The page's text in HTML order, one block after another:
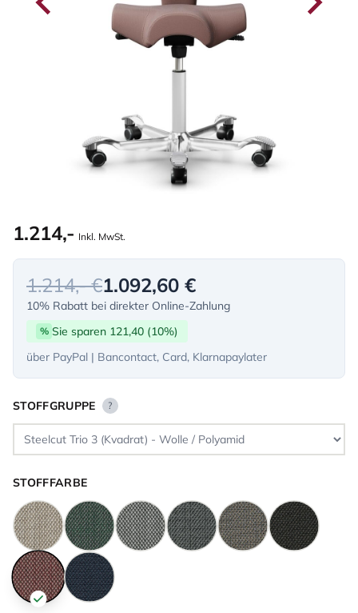
1.214,- Inkl. MwSt.
1.214,- €1.092,60 €
10% Rabatt bei direkter Online-Zahlung
% Sie sparen 121,40 (10%)
über PayPal | Bancontact, Card, Klarnapaylater
STOFFGRUPPE ?
STOFFFARBE